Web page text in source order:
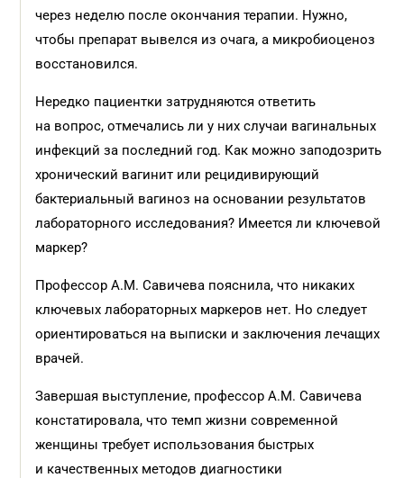
через неделю после окончания терапии. Нужно,
чтобы препарат вывелся из очага, а микробиоценоз
восстановился.
Нередко пациентки затрудняются ответить
на вопрос, отмечались ли у них случаи вагинальных
инфекций за последний год. Как можно заподозрить
хронический вагинит или рецидивирующий
бактериальный вагиноз на основании результатов
лабораторного исследования? Имеется ли ключевой
маркер?
Профессор А.М. Савичева пояснила, что никаких
ключевых лабораторных маркеров нет. Но следует
ориентироваться на выписки и заключения лечащих
врачей.
Завершая выступление, профессор А.М. Савичева
констатировала, что темп жизни современной
женщины требует использования быстрых
и качественных методов диагностики